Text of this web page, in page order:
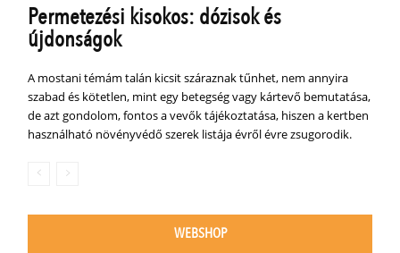
Permetezési kisokos: dózisok és
újdonságok
A mostani témám talán kicsit száraznak tűnhet, nem annyira
szabad és kötetlen, mint egy betegség vagy kártevő bemutatása,
de azt gondolom, fontos a vevők tájékoztatása, hiszen a kertben
használható növényvédő szerek listája évről évre zsugorodik.
WEBSHOP